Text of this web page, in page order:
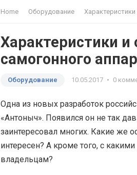
Home Оборудование
Характеристики и
самогонного
Оборудование 10.05.2017 • 0
Одна из новых разработок
«Антоныч». Появился он не так
заинтересовал многих. Какие же
интересен? А кроме того, с
владельцам?